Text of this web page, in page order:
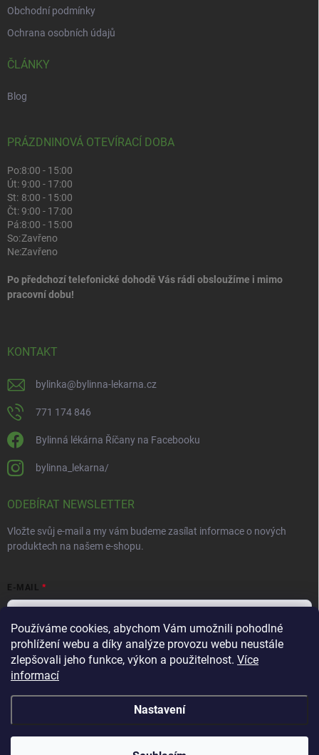
Používáme cookies, abychom Vám umožnili pohodlné
prohlížení webu a díky analýze provozu webu neustále
zlepšovali jeho funkce, výkon a použitelnost. Více
informací
Nastavení
Obchodní podmínky
Ochrana osobních údajů
ČLÁNKY
Blog
PRÁZDNINOVÁ OTEVÍRACÍ DOBA
Po:8:00 - 15:00
Út:9:00 - 17:00
St: 8:00 - 15:00
Čt:9:00 - 17:00
Pá:8:00 - 15:00
So:Zavřeno
Ne:Zavřeno
Po předchozí telefonické dohodě Vás rádi obsloužíme i mimo
pracovní dobu!
KONTAKT
bylinka@bylinna-lekarna.cz
771 174 846
Bylinná lékárna Říčany na Facebooku
bylinna_lekarna/
ODEBÍRAT NEWSLETTER
Vložte svůj e-mail a my vám budeme zasílat informace o nových
produktech na našem e-shopu.
E-MAIL
Vložením e-mailu souhlasíte spodmínkami ochrany osobních údajů
Přihlásit se
Bylinná lékárna . Všechna práva vyhrazena.